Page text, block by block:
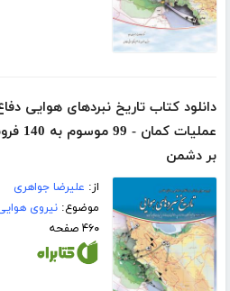
دانلود کتاب تاریخ نبردهای هوایی
بر دشمن
از: علیرضا جواهری
موضوع:نیروی
۴۶۰ صفحه